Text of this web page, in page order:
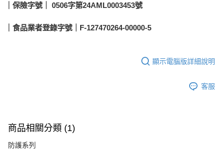
｜保險字號｜ 0506字第24AML0003453號
｜食品業者登錄字號｜F-127470264-00000-5
顯示電腦版詳細說明
客服
商品相關分類 (1)
防護系列